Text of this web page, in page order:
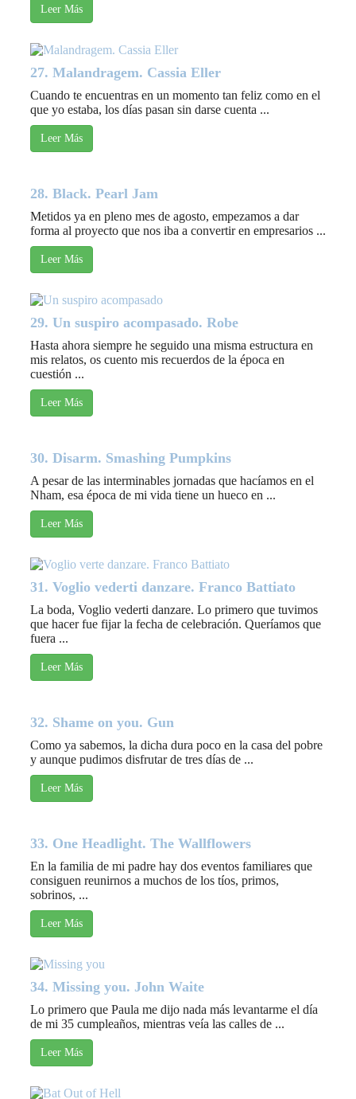
Leer Más
27. Malandragem. Cassia Eller
Cuando te encuentras en un momento tan feliz como en el
que yo estaba, los días pasan sin darse cuenta ...
Leer Más
28. Black. Pearl Jam
Metidos ya en pleno mes de agosto, empezamos a dar
forma al proyecto que nos iba a convertir en empresarios ...
Leer Más
29. Un suspiro acompasado. Robe
Hasta ahora siempre he seguido una misma estructura en
mis relatos, os cuento mis recuerdos de la época en
cuestión ...
Leer Más
30. Disarm. Smashing Pumpkins
A pesar de las interminables jornadas que hacíamos en el
Nham, esa época de mi vida tiene un hueco en ...
Leer Más
31. Voglio vederti danzare. Franco Battiato
La boda, Voglio vederti danzare. Lo primero que tuvimos
que hacer fue fijar la fecha de celebración. Queríamos que
fuera ...
Leer Más
32. Shame on you. Gun
Como ya sabemos, la dicha dura poco en la casa del pobre
y aunque pudimos disfrutar de tres días de ...
Leer Más
33. One Headlight. The Wallflowers
En la familia de mi padre hay dos eventos familiares que
consiguen reunirnos a muchos de los tíos, primos,
sobrinos, ...
Leer Más
34. Missing you. John Waite
Lo primero que Paula me dijo nada más levantarme el día
de mi 35 cumpleaños, mientras veía las calles de ...
Leer Más